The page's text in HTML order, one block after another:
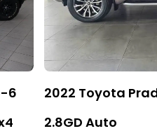
6
2022 Toyota
2.8GD Auto